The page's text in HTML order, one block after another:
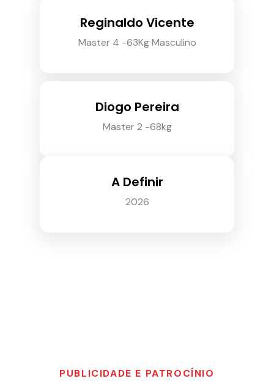
Reginaldo Vicente
Master 4 -63Kg Masculino
Diogo Pereira
Master 2 -68kg
A Definir
2026
PUBLICIDADE E PATROCÍNIO